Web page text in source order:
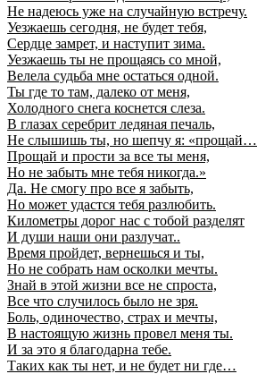
Не надеюсь уже на случайную встречу.
Уезжаешь сегодня, не будет тебя,
Сердце замрет, и наступит зима.
Уезжаешь ты не прощаясь со мной,
Велела судьба мне остаться одной.
Ты где то там, далеко от меня,
Холодного снега коснется слеза.
В глазах серебрит ледяная печаль,
Не слышишь ты, но шепчу я: «прощай…
Прощай и прости за все ты меня,
Но не забыть мне тебя никогда.»
Да. Не смогу про все я забыть,
Но может удастся тебя разлюбить.
Километры дорог нас с тобой разделят
И души наши они разлучат..
Время пройдет, вернешься и ты,
Но не собрать нам осколки мечты.
Знай в этой жизни все не спроста,
Все что случилось было не зря.
Боль, одиночество, страх и мечты,
В настоящую жизнь провел меня ты.
И за это я благодарна тебе.
Таких как ты нет, и не будет ни где…